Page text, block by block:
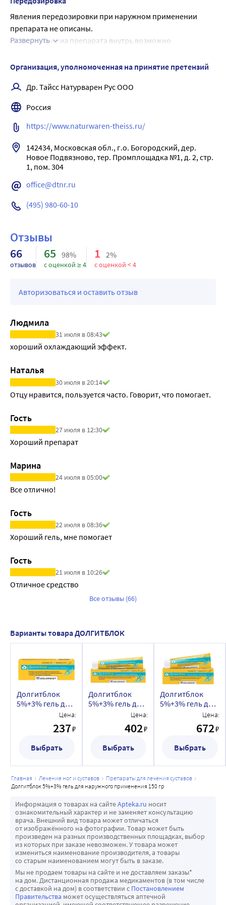
Комбинация ибупрофена и левоментола уменьшает боль
и воспаление, эффективна при боли в суставах при
движении и в покое, уменьшает утреннюю скованность
Явления передозировки при наружном применении
препарата не описаны.
В случае приема препарата внутрь возможно
снижения артериального давления. Рекомендовано
приема), прием активированного угля, щелочное питье,
форсированный диурез, симптоматическая терапия.
Развернуть
Организация, уполномоченная на принятие претензий
Др. Тайсс Натурварен Рус ООО
Россия
https://www.naturwaren-theiss.ru/
142434, Московская обл., г.о. Богородский, дер.
Новое Подвязново, тер. Промплощадка №1, д. 2, стр.
1, пом. 304
office@dtnr.ru
(495) 980-60-10
Отзывы
66
отзывов
65 98%
с оценкой ≥ 4
1 2%
с оценкой < 4
Авторизоваться и оставить отзыв
Людмила
31 июля в 08:43
хороший охлаждающий эффект.
Наталья
30 июля в 20:14
Отцу нравится, пользуется часто. Говорит, что помогает.
Гость
27 июля в 12:30
Хороший препарат
Марина
24 июля в 05:00
Все отлично!
Гость
22 июля в 08:36
Хороший гель, мне помогает
Гость
21 июля в 10:26
Отличное средство
Все отзывы (66)
Варианты товара ДОЛГИТБЛОК
Долгитблок
5%+3% гель для
применения 20
Цена:
237₽
Выбрать
Долгитблок
5%+3% гель для
применения 50
Цена:
402₽
Выбрать
Долгитблок
5%+3% гель для
применения 100
Цена:
672₽
Выбрать
главная лечение ног и суставов
препараты для лечения суставов
долгитблок 5%+3% гель для наружного применения 150 гр
Информация о товарах на сайтеApteka.ru носит
ознакомительный характер и не заменяет консультацию
врача. Внешний вид товара может отличаться
от изображённого на фотографии. Товар может быть
произведен на разных производственных площадках, выбор
из которых при заказе невозможен. У товара может
измениться наименование производителя, а товары
со старым наименованием могут быть в заказе.
Мы не продаем товары на сайте и не доставляем заказы*
на дом. Дистанционная продажа медикаментов (в том числе
с доставкой на дом) в соответствии с Постановлением
Правительства может осуществляться аптечной